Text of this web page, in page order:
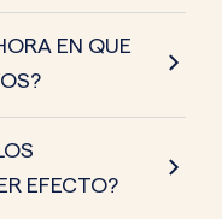
EN QUE
EFECTO?